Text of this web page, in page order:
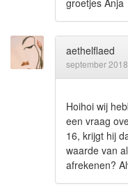
groetjes Anja
aethelflaed
september 2018
Hoihoi wij
een vraag
16, krijgt hij
waarde van
afrekenen?